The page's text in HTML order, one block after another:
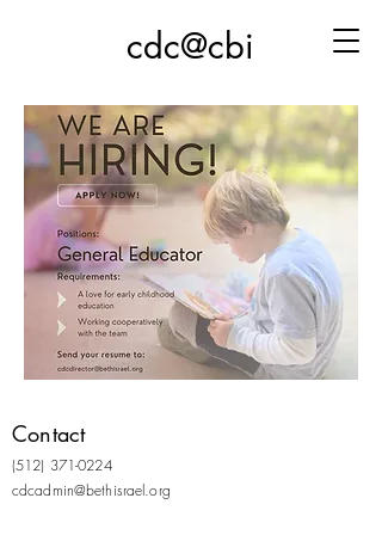
cdc@cbi
Contact
(512) 371-0224
cdcadmin@bethisrael.org